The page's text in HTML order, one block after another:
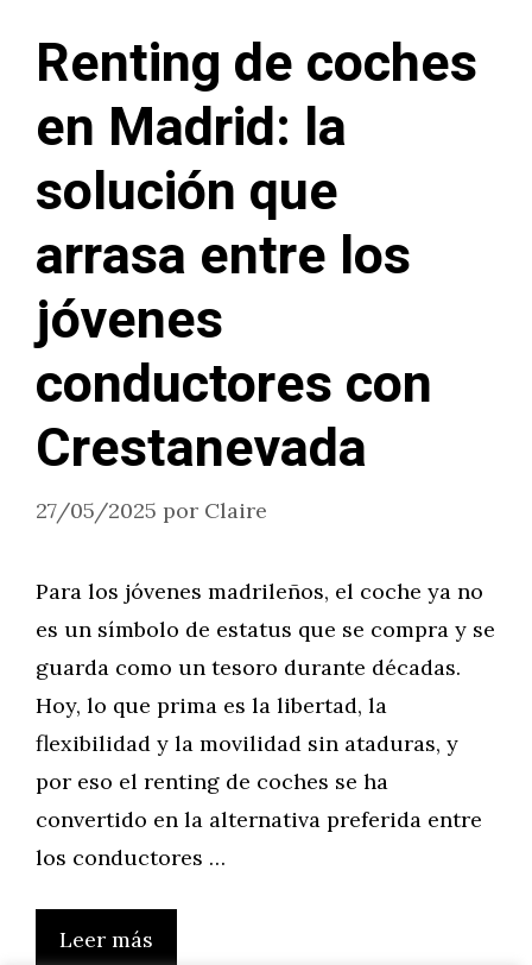
Renting de coches
en Madrid: la
solución que
arrasa entre los
jóvenes
conductores con
Crestanevada
27/05/2025 por Claire
Para los jóvenes madrileños, el coche ya no
es un símbolo de estatus que se compra y se
guarda como un tesoro durante décadas.
Hoy, lo que prima es la libertad, la
flexibilidad y la movilidad sin ataduras, y
por eso el renting de coches se ha
convertido en la alternativa preferida entre
los conductores …
Leer más